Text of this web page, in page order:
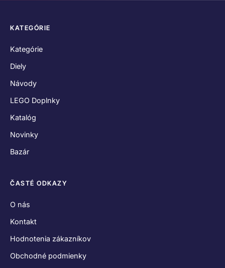
KATEGÓRIE
Kategórie
Diely
Návody
LEGO Doplnky
Katalóg
Novinky
Bazár
ČASTÉ ODKAZY
O nás
Kontakt
Hodnotenia zákazníkov
Obchodné podmienky